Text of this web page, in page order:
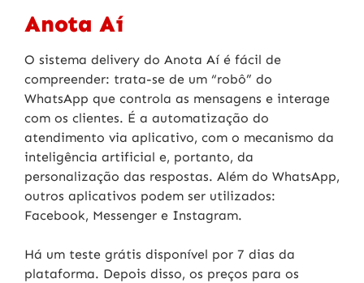
Anota Aí
O sistema delivery do Anota Aí é fácil de
compreender: trata-se de um “robô” do
WhatsApp que controla as mensagens e interage
com os clientes. É a automatização do
atendimento via aplicativo, com o mecanismo da
inteligência artificial e, portanto, da
personalização das respostas. Além do WhatsApp,
outros aplicativos podem ser utilizados:
Facebook, Messenger e Instagram.
Há um teste grátis disponível por 7 dias da
plataforma. Depois disso, os preços para os